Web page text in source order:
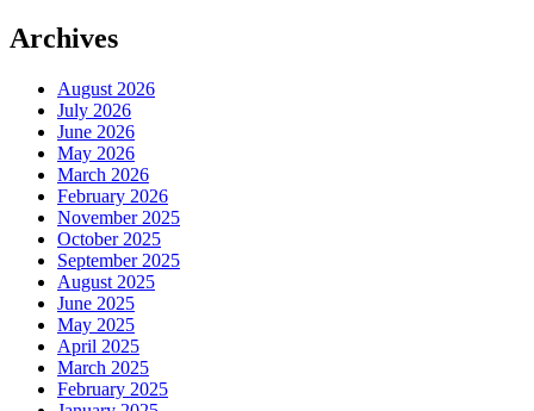
Archives
August 2026
July 2026
June 2026
May 2026
March 2026
February 2026
November 2025
October 2025
September 2025
August 2025
June 2025
May 2025
April 2025
March 2025
February 2025